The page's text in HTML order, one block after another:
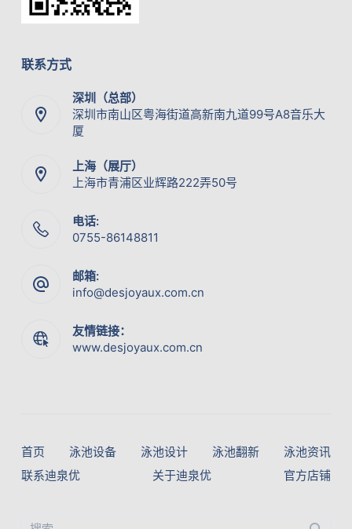
联系方式
深圳（总部）
深圳市南山区粤海街道高新南九道99号A8音乐大
厦
上海（展厅）
上海市青浦区业辉路222弄50号
电话:
0755-86148811
邮箱:
info@desjoyaux.com.cn
友情链接：
www.desjoyaux.com.cn
首页 泳池设备 泳池设计 泳池翻新
泳池资讯
联系迪泉优
关于迪泉优 官方店铺